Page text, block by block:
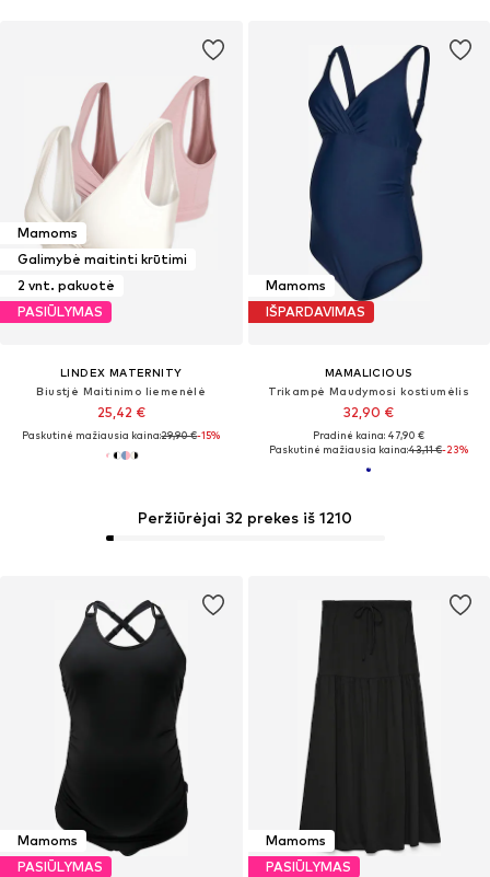
Mamoms
Galimybė maitinti krūtimi
2 vnt. pakuotė
PASIŪLYMAS
LINDEX MATERNITY
Biustjė Maitinimo liemenėlė
25,42 €
Paskutinė mažiausia kaina:29,90 €-15%
Mamoms
IŠPARDAVIMAS
MAMALICIOUS
Trikampė Maudymosi kostiumėlis
32,90 €
Pradinė kaina: 47,90 €
Paskutinė mažiausia kaina:43,11 €-23%
Mamoms
PASIŪLYMAS
Peržiūrėjai 32 prekes iš 1210
Mamoms
PASIŪLYMAS